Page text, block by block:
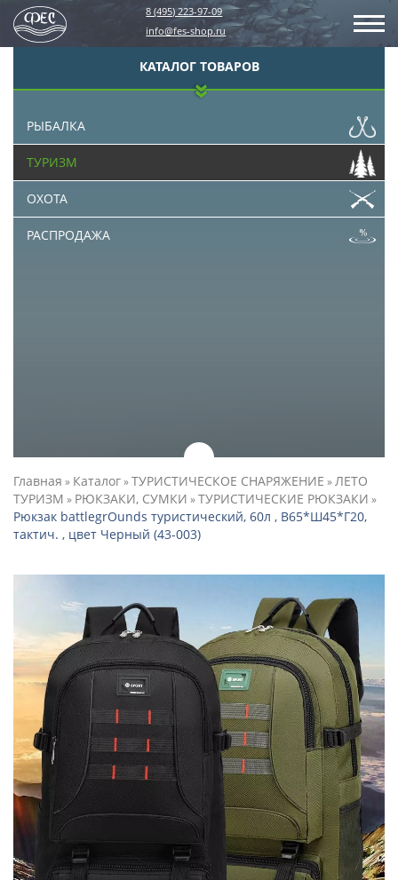
8 (495) 223-97-09
info@fes-shop.ru
КАТАЛОГ ТОВАРОВ
РЫБАЛКА
ТУРИЗМ
ОХОТА
РАСПРОДАЖА
Главная » Каталог»ТУРИСТИЧЕСКОЕ СНАРЯЖЕНИЕ »ЛЕТО
ТУРИЗМ » РЮКЗАКИ, СУМКИ »ТУРИСТИЧЕСКИЕ РЮКЗАКИ »
Рюкзак battlegrОunds туристический, 60л , В65*Ш45*Г20,
тактич. , цвет Черный (43-003)